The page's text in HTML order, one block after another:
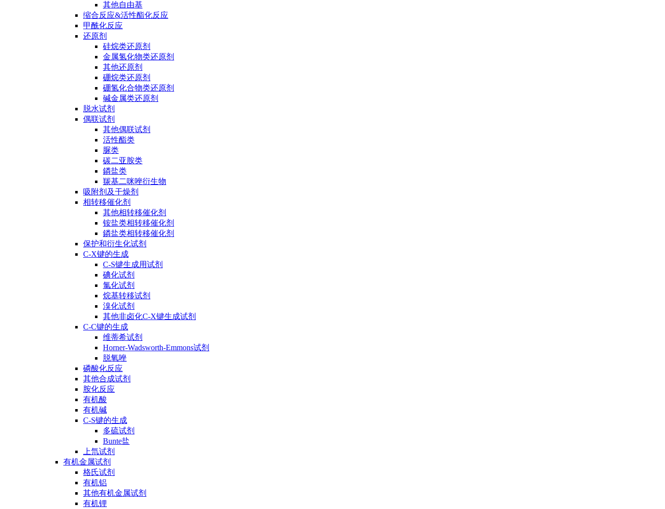
其他自由基
缩合反应&活性酯化反应
甲酰化反应
还原剂
硅烷类还原剂
金属氢化物类还原剂
其他还原剂
硼烷类还原剂
硼氢化合物类还原剂
碱金属类还原剂
脱水试剂
偶联试剂
其他偶联试剂
活性酯类
脲类
碳二亚胺类
鏻盐类
羰基二咪唑衍生物
吸附剂及干燥剂
相转移催化剂
其他相转移催化剂
铵盐类相转移催化剂
鏻盐类相转移催化剂
保护和衍生化试剂
C-X键的生成
C-S键生成用试剂
碘化试剂
氯化试剂
烷基转移试剂
溴化试剂
其他非卤化C-X键生成试剂
C-C键的生成
维蒂希试剂
Horner-Wadsworth-Emmons试剂
脱氧唑
磷酸化反应
其他合成试剂
胺化反应
有机酸
有机碱
C-S键的生成
多硫试剂
Bunte盐
上氘试剂
有机金属试剂
格氏试剂
有机铝
其他有机金属试剂
有机锂